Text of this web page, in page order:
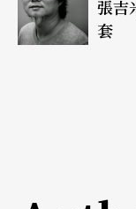
館說要拍片，但
目單上放廣告，
是沒有名字的
張吉米 翻轉劇場，讓你看
套